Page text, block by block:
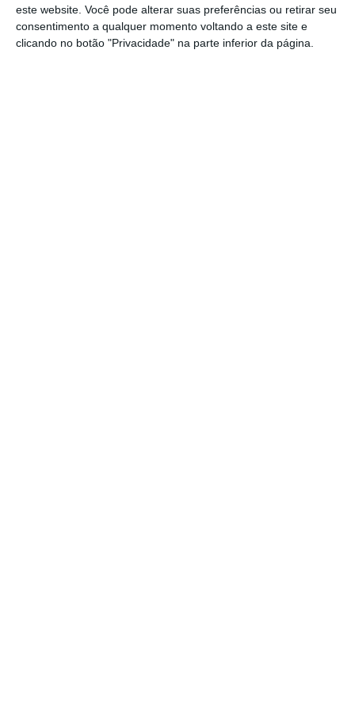
este website. Você pode alterar suas preferências ou retirar seu
consentimento a qualquer momento voltando a este site e
clicando no botão "Privacidade" na parte inferior da página.
Segundo a proposta de OE para o próximo
Governo aumentou a verba destinada à